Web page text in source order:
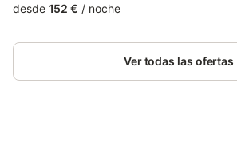
accommodation with a garden, free
lounge. The property features mountain
views and is 27 km from Plaza de la
desde 152 € / noche
Ver todas las ofertas